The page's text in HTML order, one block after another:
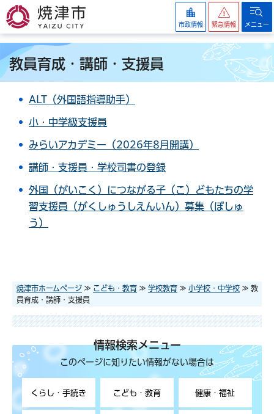
焼津市
市政情報 緊急情報 メニュー
教員育成・講師・支援員
ALT（外国語指導助手）
小・中学級支援員
みらいアカデミー（2026年8月開講）
講師・支援員・学校司書の登録
外国（がいこく）につながる子（こ）どもたちの学
習支援員（がくしゅうしえんいん）募集（ぼしゅ
う）
焼津市ホームページ ≫ こども・教育 ≫ 学校教育 ≫ 小学校・中学校 ≫ 教
員育成・講師・支援員
情報検索メニュー
このページに知りたい情報がない場合は
くらし・手続き こども・教育 健康・福祉